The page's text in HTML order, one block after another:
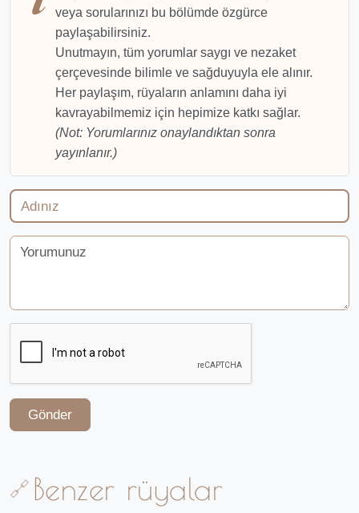
veya sorularınızı bu bölümde özgürce
paylaşabilirsiniz.
Unutmayın, tüm yorumlar saygı ve nezaket
çerçevesinde bilimle ve sağduyuyla ele alınır.
Her paylaşım, rüyaların anlamını daha iyi
kavrayabilmemiz için hepimize katkı sağlar.
(Not: Yorumlarınız onaylandıktan sonra
yayınlanır.)
Gönder
Benzer rüyalar